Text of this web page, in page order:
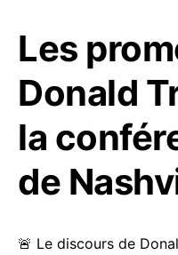
Les
Donald
la
de
🚨 Le discours de